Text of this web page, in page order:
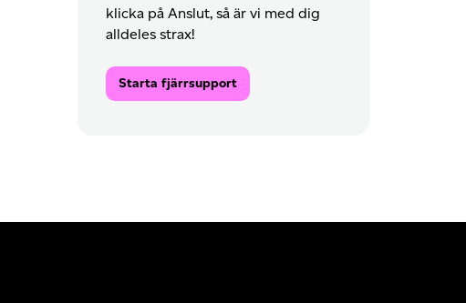
klicka på Anslut, så är vi med dig
alldeles strax!
Starta fjärrsupport